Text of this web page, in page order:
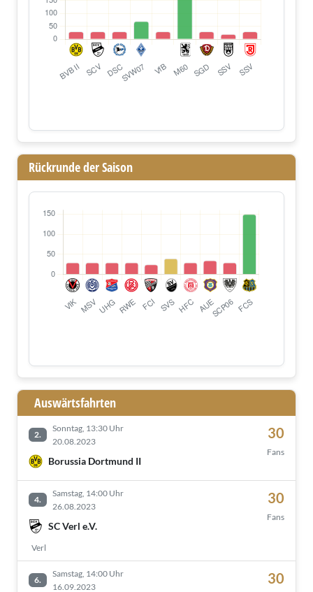
Rückrunde der Saison
Auswärtsfahrten
2.
Sonntag, 13:30 Uhr
20.08.2023
Borussia Dortmund II
30
Fans
4.
Samstag, 14:00 Uhr
26.08.2023
SC Verl e.V.
Verl
30
Fans
6.
Samstag, 14:00 Uhr
16.09.2023
30